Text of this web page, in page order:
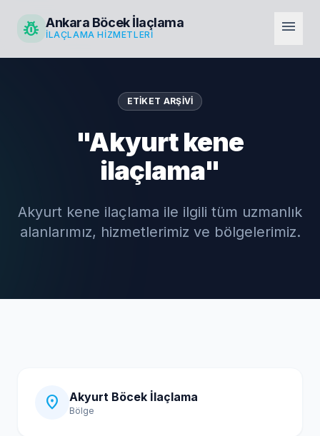
pest_control Ankara Böcek İlaçlama
İLAÇLAMA HIZMETLERI menu
ETIKET ARŞIVI
"Akyurt kene
ilaçlama"
Akyurt kene ilaçlama ile ilgili tüm uzmanlık
alanlarımız, hizmetlerimiz ve bölgelerimiz.
location_on Akyurt Böcek İlaçlama
Bölge